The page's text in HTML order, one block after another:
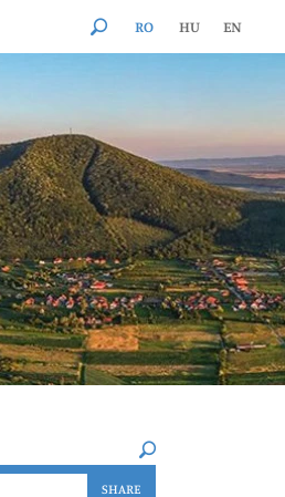
RO HU EN
SHARE